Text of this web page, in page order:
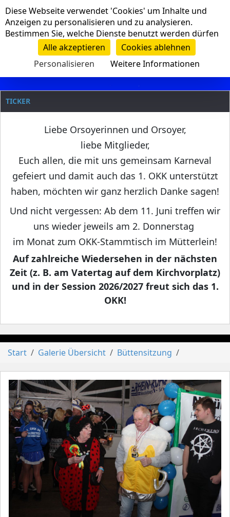
Navigation
Clanname
TICKER
Liebe Orsoyerinnen und Orsoyer,
liebe Mitglieder,
Euch allen, die mit uns gemeinsam Karneval
gefeiert und damit auch das 1. OKK unterstützt
haben, möchten wir ganz herzlich Danke sagen!
Und nicht vergessen: Ab dem 11. Juni treffen wir
uns wieder jeweils am 2. Donnerstag
im Monat zum OKK-Stammtisch im Mütterlein!
Auf zahlreiche Wiedersehen in der nächsten
Zeit (z. B. am Vatertag auf dem Kirchvorplatz)
und in der Session 2026/2027 freut sich das 1.
OKK!
Start Galerie Übersicht Büttensitzung
Cookie-Einstellungen
Diese Webseite verwendet 'Cookies' um Inhalte und
Anzeigen zu personalisieren und zu analysieren.
Bestimmen Sie, welche Dienste benutzt werden dürfen
Alle akzeptieren
Cookies ablehnen
Personalisieren
Weitere Informationen